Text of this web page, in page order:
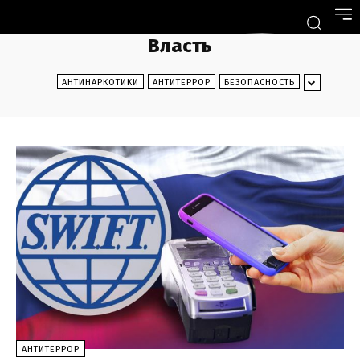
Власть
АНТИНАРКОТИКИ АНТИТЕРРОР БЕЗОПАСНОСТЬ
АНТИТЕРРОР